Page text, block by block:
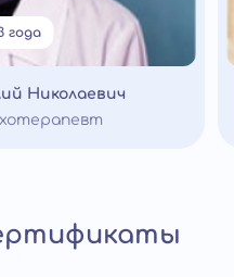
года
Николаевич